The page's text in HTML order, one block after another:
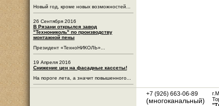
Новый год, кроме новых возможностей...
26 Сентября 2016
В Рязани открылся завод
"Технониколь" по производству
монтажной пены
Президент «ТехноНИКОЛЬ»...
19 Апреля 2016
Снижение цен на фасадные кассеты!
На пороге лета, а значит повышенного...
+7 (926) 663-06-89
(многоканальный)